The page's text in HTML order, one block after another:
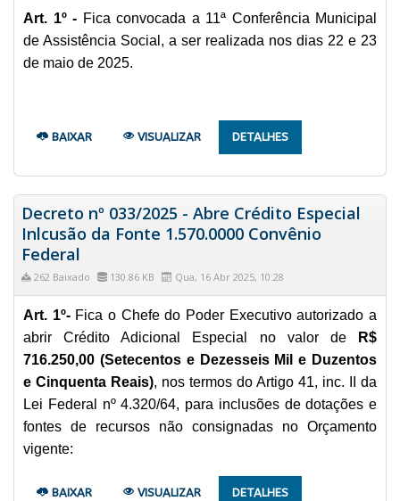
Art. 1º - Fica convocada a 11ª Conferência Municipal
de Assistência Social, a ser realizada nos dias 22 e 23
de maio de 2025.
BAIXAR VISUALIZAR DETALHES
Decreto nº 033/2025 - Abre Crédito Especial
Inlcusão da Fonte 1.570.0000 Convênio
Federal
262 Baixado 130.86 KB Qua, 16 Abr 2025, 10:28
Art. 1º- Fica o Chefe do Poder Executivo autorizado a
abrir Crédito Adicional Especial no valor de
R$
716.250,00 (Setecentos e Dezesseis Mil e Duzentos
e Cinquenta Reais), nos termos do Artigo 41, inc. II da
Lei Federal nº 4.320/64, para inclusões de dotações e
fontes de recursos não consignadas no Orçamento
vigente:
BAIXAR VISUALIZAR DETALHES